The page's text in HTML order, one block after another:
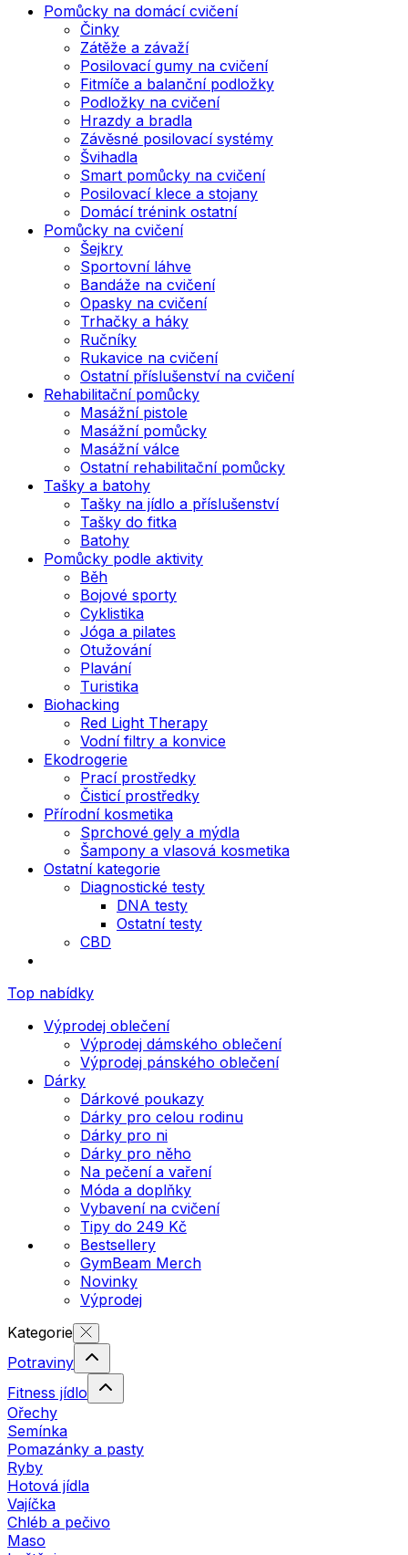
Pomůcky na domácí cvičení
Činky
Zátěže a závaží
Posilovací gumy na cvičení
Fitmíče a balanční podložky
Podložky na cvičení
Hrazdy a bradla
Závěsné posilovací systémy
Švihadla
Smart pomůcky na cvičení
Posilovací klece a stojany
Domácí trénink ostatní
Pomůcky na cvičení
Šejkry
Sportovní láhve
Bandáže na cvičení
Opasky na cvičení
Trhačky a háky
Ručníky
Rukavice na cvičení
Ostatní příslušenství na cvičení
Rehabilitační pomůcky
Masážní pistole
Masážní pomůcky
Masážní válce
Ostatní rehabilitační pomůcky
Tašky a batohy
Tašky na jídlo a příslušenství
Tašky do fitka
Batohy
Pomůcky podle aktivity
Běh
Bojové sporty
Cyklistika
Jóga a pilates
Otužování
Plavání
Turistika
Biohacking
Red Light Therapy
Vodní filtry a konvice
Ekodrogerie
Prací prostředky
Čisticí prostředky
Přírodní kosmetika
Sprchové gely a mýdla
Šampony a vlasová kosmetika
Ostatní kategorie
Diagnostické testy
DNA testy
Ostatní testy
CBD
Top nabídky
Výprodej oblečení
Výprodej dámského oblečení
Výprodej pánského oblečení
Dárky
Dárkové poukazy
Dárky pro celou rodinu
Dárky pro ni
Dárky pro něho
Na pečení a vaření
Móda a doplňky
Vybavení na cvičení
Tipy do 249 Kč
Bestsellery
GymBeam Merch
Novinky
Výprodej
Kategorie
Potraviny
Fitness jídlo
Ořechy
Semínka
Pomazánky a pasty
Ryby
Hotová jídla
Vajíčka
Chléb a pečivo
Maso